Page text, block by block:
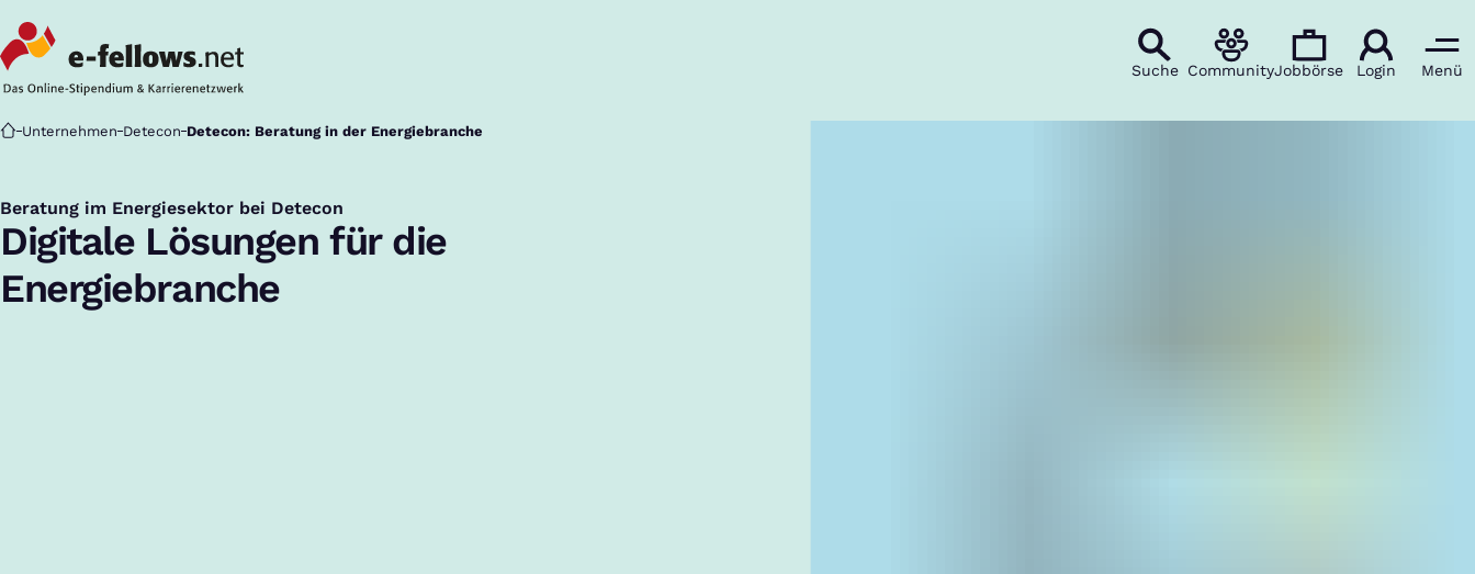
Suche CommunityJobbörse Login Menü
Startseite
Unternehmen Detecon Detecon: Beratung in der Energiebranche
Beratung im Energiesektor bei Detecon
:
Digitale Lösungen für die
Energiebranche